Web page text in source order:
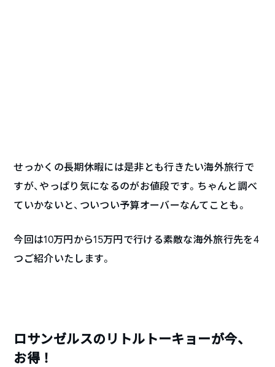
せっかくの長期休暇には是非とも行きたい海外旅行で
すが、やっぱり気になるのがお値段です。ちゃんと調べ
ていかないと、ついつい予算オーバーなんてことも。
今回は10万円から15万円で行ける素敵な海外旅行先を4
つご紹介いたします。
ロサンゼルスのリトルトーキョーが今、
お得！